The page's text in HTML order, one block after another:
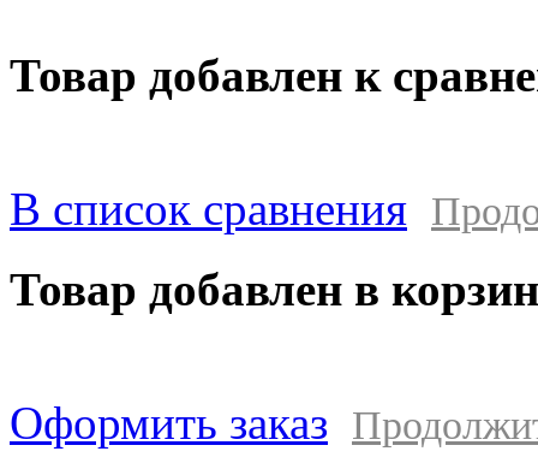
Товар добавлен к
В список сравнения
Товар добавлен в
Оформить заказ